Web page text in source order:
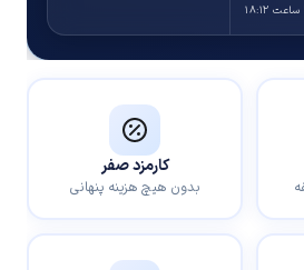
کارمزد صفر
بدون هیچ هزینه پنهانی